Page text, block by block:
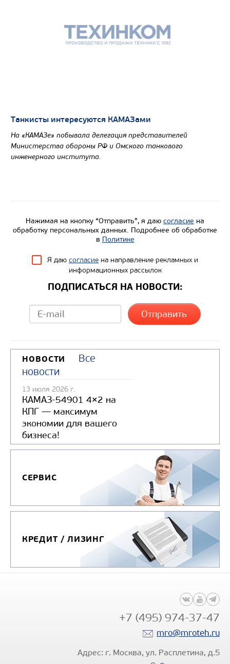
Танкисты интересуются КАМАЗами
На «КАМАЗе» побывала делегация представителей
Министерства обороны РФ и Омского танкового
инженерного института.
Нажимая на кнопку “Отправить”, я даю согласие на
обработку персональных данных. Подробнее об обработке
в Политике
Я даю согласие на направление рекламных и
информационных рассылок
ПОДПИСАТЬСЯ НА НОВОСТИ:
НОВОСТИ
Все
новости
13 июля 2026 г.
КАМАЗ-54901 4×2 на
КПГ — максимум
экономии для вашего
бизнеса!
СЕРВИС
КРЕДИТ / ЛИЗИНГ
+7 (495) 974-37-47
mro@mroteh.ru
Адрес: г. Москва, ул. Расплетина, д.5